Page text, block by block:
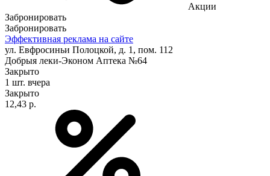
Акции
Забронировать
Забронировать
Эффективная реклама на сайте
ул. Евфросиньи Полоцкой, д. 1, пом. 112
Добрыя леки-Эконом Аптека №64
Закрыто
1 шт. вчера
Закрыто
12,43 р.